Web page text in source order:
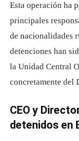
Esta operación ha
principales
de nacionalidades
detenciones han
la Unidad Central
concretamente del
CEO y
detenidos en